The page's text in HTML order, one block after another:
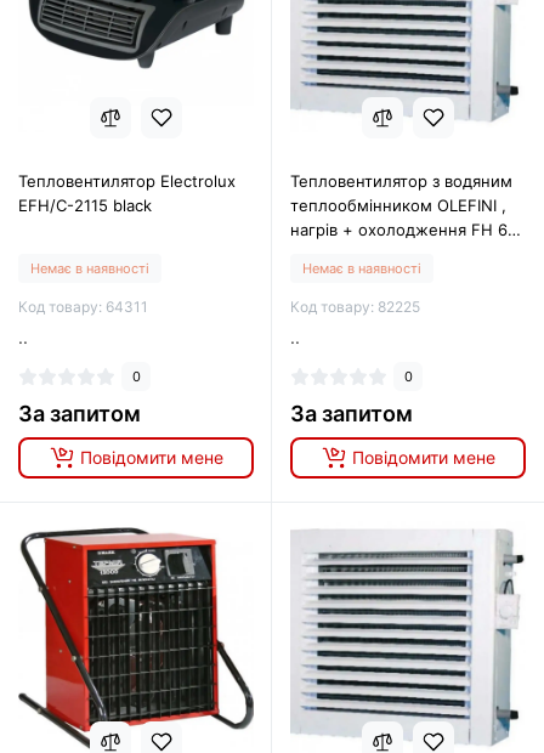
Тепловентилятор Electrolux
EFH/C-2115 black
Немає в наявності
Код товару: 64311
..
0
За запитом
Повідомити мене
Тепловентилятор з водяним
теплообмінником OLEFINI ,
нагрів + охолодження FH 631
Немає в наявності
Код товару: 82225
..
0
За запитом
Повідомити мене